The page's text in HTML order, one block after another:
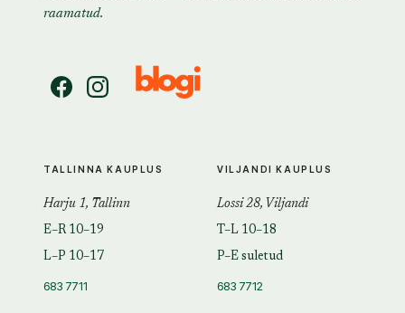
raamatud.
TALLINNA KAUPLUS
Harju 1, Tallinn
E–R 10–19
L–P 10–17
683 7711
VILJANDI KAUPLUS
Lossi 28, Viljandi
T–L 10–18
P–E suletud
683 7712